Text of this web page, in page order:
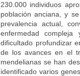
230.000 individuos
población anciana, y
prevalencia actual,
enfermedad
dificultado profundizar
de los avances en el
mendelianas se han
identificado varios